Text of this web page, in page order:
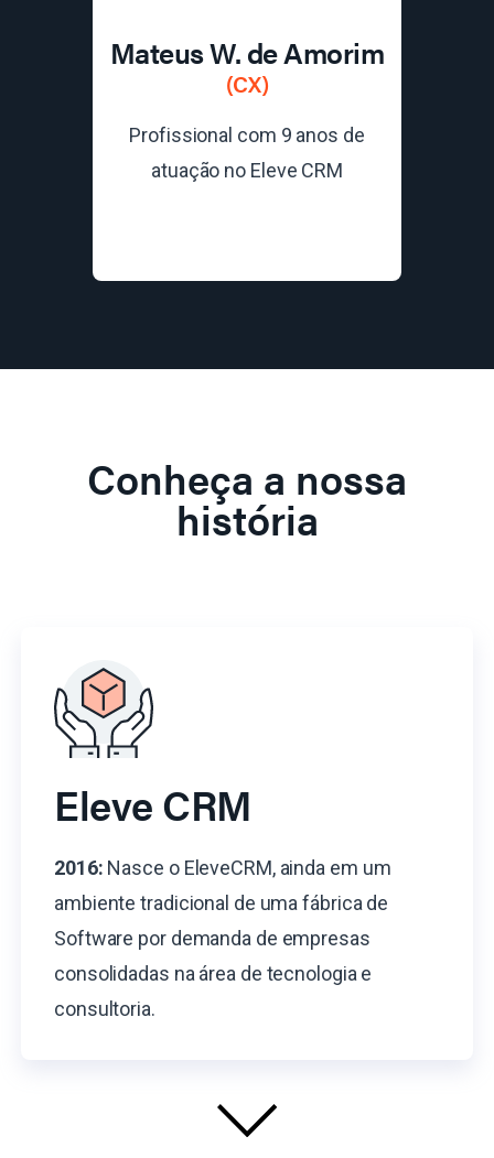
Mateus W. de Amorim
(CX)
Profissional com 9 anos de
atuação no Eleve CRM
Conheça a nossa
história
Eleve CRM
2016: Nasce o EleveCRM, ainda em um
ambiente tradicional de uma fábrica de
Software por demanda de empresas
consolidadas na área de tecnologia e
consultoria.